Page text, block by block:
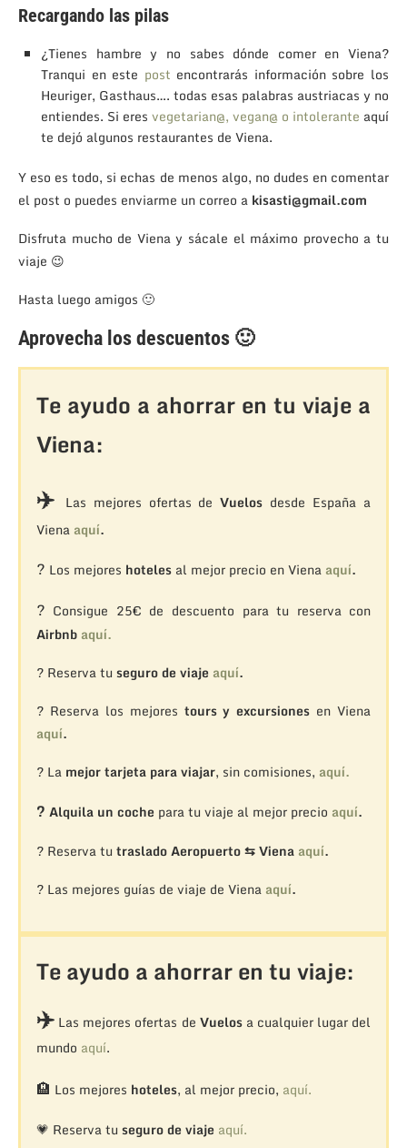
Recargando las pilas
¿Tienes hambre y no sabes dónde comer en Viena?
Tranqui en este post encontrarás información sobre los
Heuriger, Gasthaus…. todas esas palabras austriacas y no
entiendes. Si eres vegetarian@, vegan@ o intolerante aquí
te dejó algunos restaurantes de Viena.
Y eso es todo, si echas de menos algo, no dudes en comentar
el post o puedes enviarme un correo a kisasti@gmail.com
Disfruta mucho de Viena y sácale el máximo provecho a tu
viaje 😉
Hasta luego amigos 🙂
Aprovecha los descuentos 🙂
Te ayudo a ahorrar en tu viaje a
Viena:
✈️ Las mejores ofertas deVuelos desde España a
Viena aquí.
? Los mejores hotelesal mejor precio en Viena aquí.
? Consigue 25€ de descuento para tu reserva con
Airbnb aquí.
? Reserva tu seguro de viaje aquí.
? Reserva los mejores tours y excursiones en Viena
aquí.
? La mejor tarjeta para viajar, sin comisiones, aquí.
? Alquila un coche para tu viaje al mejor precio aquí.
? Reserva tu traslado Aeropuerto ⇆ Viena aquí.
? Las mejores guías de viaje de Viena aquí.
Te ayudo a ahorrar en tu viaje:
✈️Las mejores ofertas de Vuelosa cualquier lugar del
mundo aquí.
🏨 Los mejores hoteles, al mejor precio, aquí.
💗 Reserva tu seguro de viaje aquí.